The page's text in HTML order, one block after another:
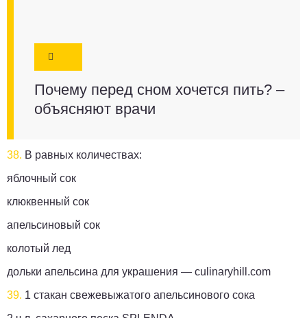
Почему перед сном хочется пить? –
объясняют врачи
38. В равных количествах:
яблочный сок
клюквенный сок
апельсиновый сок
колотый лед
дольки апельсина для украшения — culinaryhill.com
39. 1 стакан свежевыжатого апельсинового сока